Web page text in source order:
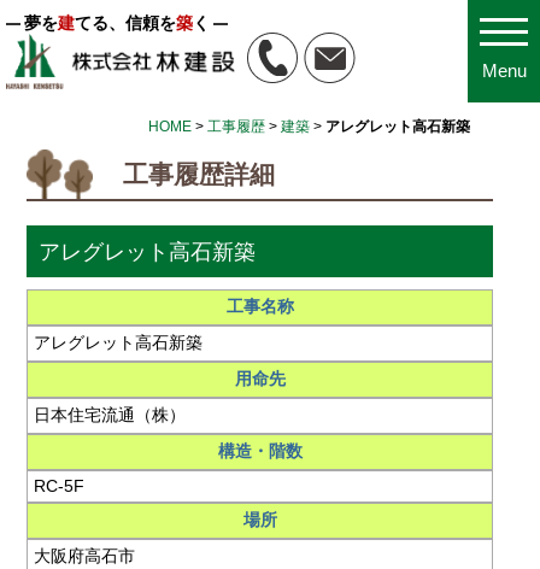
Menu
夢を建てる、信頼を築く
HOME >工事履歴 >建築 > アレグレット高石新築
工事履歴詳細
アレグレット高石新築
工事名称
アレグレット高石新築
用命先
日本住宅流通（株）
構造・階数
RC-5F
場所
大阪府高石市